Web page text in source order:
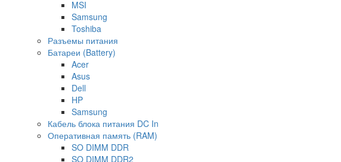
MSI
Samsung
Toshiba
Разъемы питания
Батареи (Battery)
Acer
Asus
Dell
HP
Samsung
Кабель блока питания DC In
Оперативная память (RAM)
SO DIMM DDR
SO DIMM DDR2